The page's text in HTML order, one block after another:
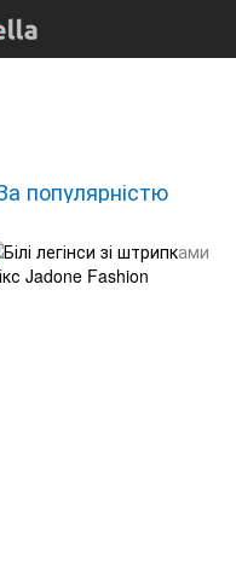
популярністю